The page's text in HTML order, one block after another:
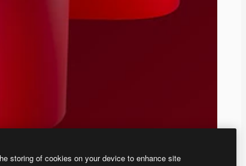
storing of cookies on your device to enhance site